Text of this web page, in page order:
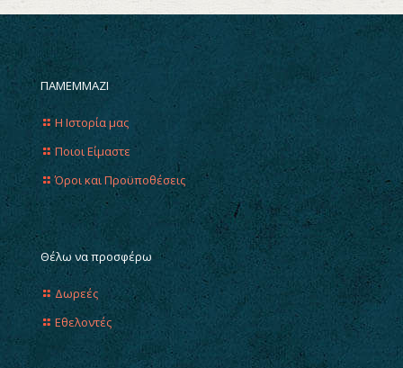
ΠΑΜΕΜΜΑΖΙ
Η Ιστορία μας
Ποιοι Είμαστε
Όροι και Προϋποθέσεις
Θέλω να προσφέρω
Δωρεές
Εθελοντές